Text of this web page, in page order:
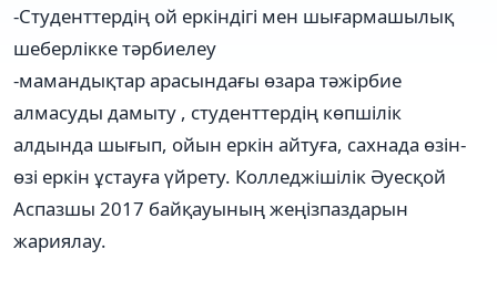
-Студенттердің ой еркіндігі мен шығармашылық
шеберлікке тәрбиелеу
-мамандықтар арасындағы өзара тәжірбие
алмасуды дамыту , студенттердің көпшілік
алдында шығып, ойын еркін айтуға, сахнада өзін-
өзі еркін ұстауға үйрету. Колледжішілік Әуесқой
Аспазшы 2017 байқауының жеңізпаздарын
жариялау.